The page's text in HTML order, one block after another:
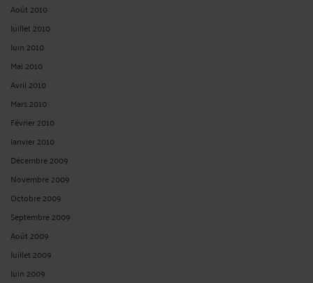
Août 2010
Juillet 2010
Juin 2010
Mai 2010
Avril 2010
Mars 2010
Février 2010
Janvier 2010
Décembre 2009
Novembre 2009
Octobre 2009
Septembre 2009
Août 2009
Juillet 2009
Juin 2009